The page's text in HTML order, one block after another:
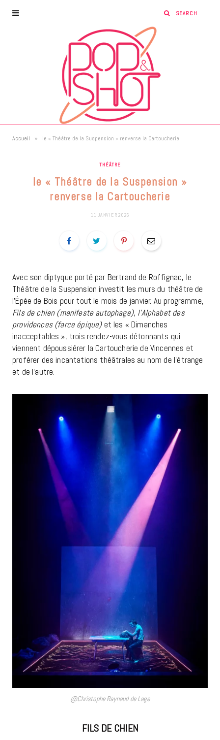
Accueil » le « Théâtre de la Suspension » renverse la Cartoucherie
THÉÂTRE
le « Théâtre de la Suspension »
renverse la Cartoucherie
11 JANVIER 2026
Avec son diptyque porté par Bertrand de Roffignac, le
Théâtre de la Suspension investit les murs du théâtre de
l’Épée de Bois pour tout le mois de janvier. Au programme,
Fils de chien (manifeste autophage), l’Alphabet des
providences (farce épique) et les « Dimanches
inacceptables », trois rendez-vous détonnants qui
viennent dépoussiérer la Cartoucherie de Vincennes et
proférer des incantations théâtrales au nom de l’étrange
et de l’autre.
@Christophe Raynaud de Lage
FILS DE CHIEN